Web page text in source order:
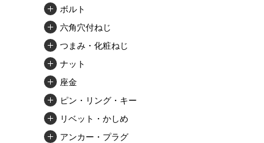
ボルト
六角穴付ねじ
つまみ・化粧ねじ
ナット
座金
ピン・リング・キー
リベット・かしめ
アンカー・プラグ